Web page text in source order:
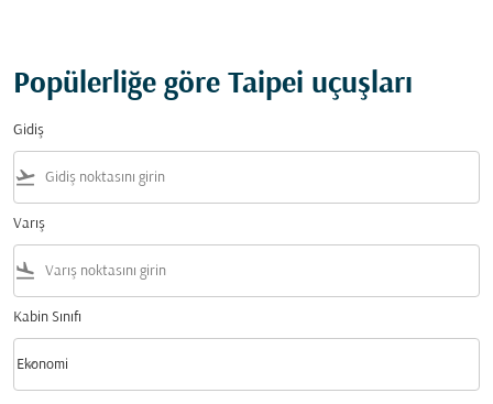
Popülerliğe göre Taipei uçuşları
Gidiş
flight_takeoff
Varış
flight_land
Kabin Sınıfı
Kabin Sınıfı option Ekonomi Selected
Ekonomi
keyboard_arrow_down